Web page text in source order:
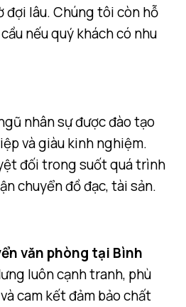
đợi lâu. Chúng tôi còn hỗ
nếu quý khách có nhu
nhân sự được đào tạo
và giàu kinh nghiệm.
đối trong suốt quá trình
chuyển đồ đạc, tài sản.
văn phòng tại Bình
luôn cạnh tranh, phù
cam kết đảm bảo chất